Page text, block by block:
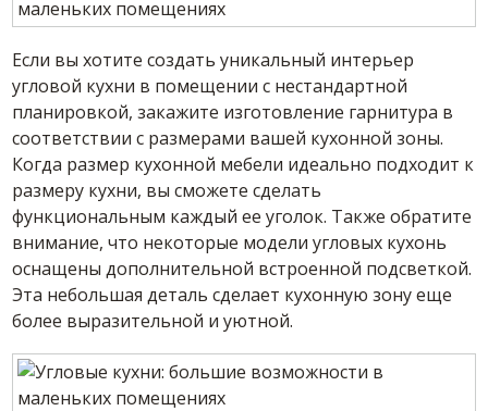
Если вы хотите создать уникальный интерьер
угловой кухни в помещении с нестандартной
планировкой, закажите изготовление гарнитура в
соответствии с размерами вашей кухонной зоны.
Когда размер кухонной мебели идеально подходит к
размеру кухни, вы сможете сделать
функциональным каждый ее уголок. Также обратите
внимание, что некоторые модели угловых кухонь
оснащены дополнительной встроенной подсветкой.
Эта небольшая деталь сделает кухонную зону еще
более выразительной и уютной.